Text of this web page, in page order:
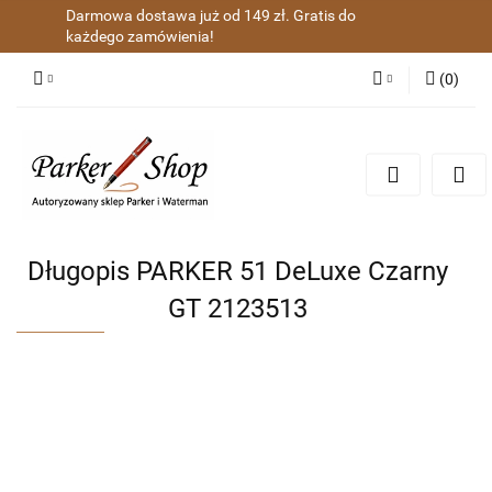
Darmowa dostawa już od 149 zł. Gratis do
każdego zamówienia!
Zarejestruj się
(0)
Długopis PARKER 51 DeLuxe Czarny
GT 2123513